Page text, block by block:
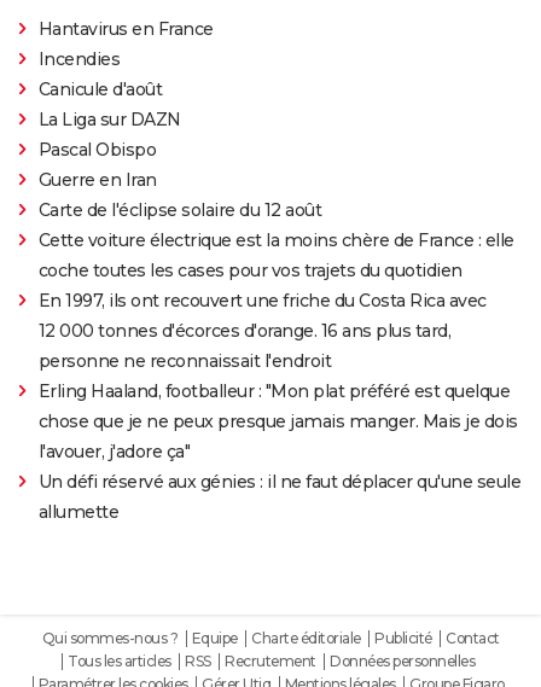
Hantavirus en France
Incendies
Canicule d'août
La Liga sur DAZN
Pascal Obispo
Guerre en Iran
Carte de l'éclipse solaire du 12 août
Cette voiture électrique est la moins chère de France : elle
coche toutes les cases pour vos trajets du quotidien
En 1997, ils ont recouvert une friche du Costa Rica avec
12 000 tonnes d'écorces d'orange. 16 ans plus tard,
personne ne reconnaissait l'endroit
Erling Haaland, footballeur : "Mon plat préféré est quelque
chose que je ne peux presque jamais manger. Mais je dois
l'avouer, j'adore ça"
Un défi réservé aux génies : il ne faut déplacer qu'une seule
allumette
Qui sommes-nous ? Equipe Charte éditoriale Publicité
Contact
Tous les articles
RSS Recrutement
Données personnelles